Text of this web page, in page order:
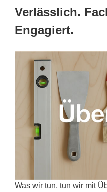
Verlässlich.
Engagiert.
Was wir tun, tun wir mit